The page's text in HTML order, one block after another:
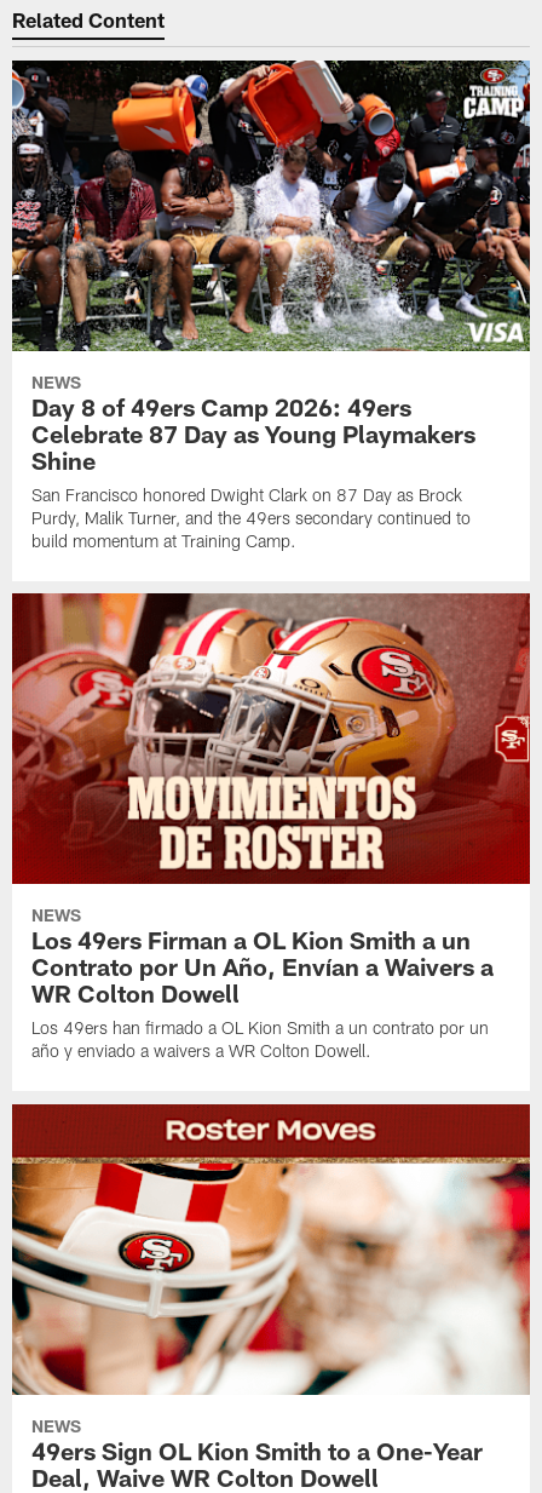
Related Content
NEWS
Day 8 of 49ers Camp 2026: 49ers
Celebrate 87 Day as Young Playmakers
Shine
San Francisco honored Dwight Clark on 87 Day as Brock
Purdy, Malik Turner, and the 49ers secondary continued to
build momentum at Training Camp.
NEWS
Los 49ers Firman a OL Kion Smith a un
Contrato por Un Año, Envían a Waivers a
WR Colton Dowell
Los 49ers han firmado a OL Kion Smith a un contrato por un
año y enviado a waivers a WR Colton Dowell.
NEWS
49ers Sign OL Kion Smith to a One-Year
Deal, Waive WR Colton Dowell